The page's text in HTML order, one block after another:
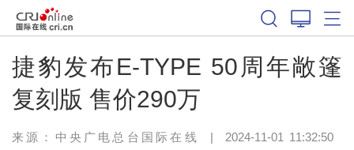
捷豹发布E-TYPE 50周年敞篷
复刻版 售价290万
来源： 中央广电总台国际在线 | 2024-11-01 11:32:50